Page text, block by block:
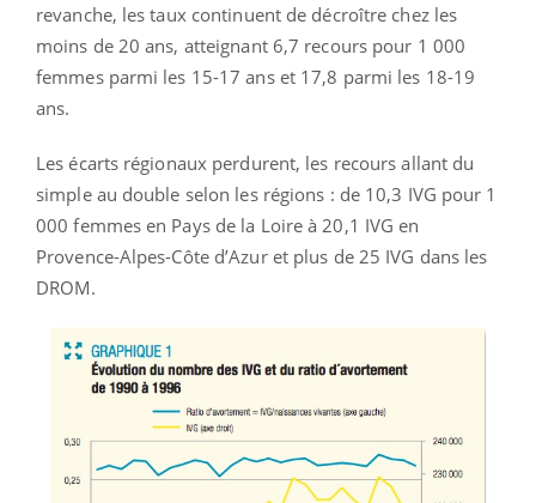
revanche, les taux continuent de décroître chez les
moins de 20 ans, atteignant 6,7 recours pour 1 000
femmes parmi les 15-17 ans et 17,8 parmi les 18-19
ans.
Les écarts régionaux perdurent, les recours allant du
simple au double selon les régions : de 10,3 IVG pour 1
000 femmes en Pays de la Loire à 20,1 IVG en
Provence-Alpes-Côte d’Azur et plus de 25 IVG dans les
DROM.